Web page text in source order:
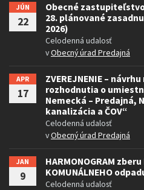
JÚN
22
Obecné
28. plánované
2026)
Celodenná udalosť
vObecný úrad Predajná
APR
17
ZVEREJNENIE –
rozhodnutia o
Nemecká – Predajná,
kanalizácia a ČOV“
Celodenná udalosť
vObecný úrad Predajná
JAN
9
HARMONOGRAM
KOMUNÁLNEHO
Celodenná udalosť